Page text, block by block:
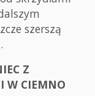
szerszą
Z
W CIEMNO